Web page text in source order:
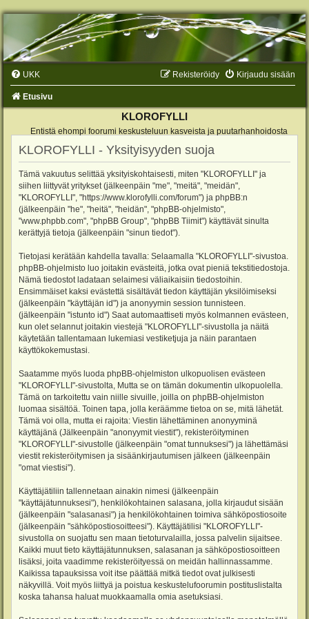
UKK Kirjaudu sisään
Rekisteröidy
Etusivu
KLOROFYLLI
Entistä ehompi foorumi keskusteluun kasveista ja puutarhanhoidosta
KLOROFYLLI - Yksityisyyden suoja
Tämä vakuutus selittää yksityiskohtaisesti, miten "KLOROFYLLI" ja
siihen liittyvät yritykset (jälkeenpäin "me", "meitä", "meidän",
"KLOROFYLLI", "https://www.klorofylli.com/forum") ja phpBB:n
(jälkeenpäin "he", "heitä", "heidän", "phpBB-ohjelmisto",
"www.phpbb.com", "phpBB Group", "phpBB Tiimit") käyttävät sinulta
kerättyjä tietoja (jälkeenpäin "sinun tiedot").
Tietojasi kerätään kahdella tavalla: Selaamalla "KLOROFYLLI"-sivustoa.
phpBB-ohjelmisto luo joitakin evästeitä, jotka ovat pieniä tekstitiedostoja.
Nämä tiedostot ladataan selaimesi väliaikaisiin tiedostoihin.
Ensimmäiset kaksi evästettä sisältävät tiedon käyttäjän yksilöimiseksi
(jälkeenpäin "käyttäjän id") ja anonyymin session tunnisteen.
(jälkeenpäin "istunto id") Saat automaattiseti myös kolmannen evästeen,
kun olet selannut joitakin viestejä "KLOROFYLLI"-sivustolla ja näitä
käytetään tallentamaan lukemiasi vestiketjuja ja näin parantaen
käyttökokemustasi.
Saatamme myös luoda phpBB-ohjelmiston ulkopuolisen evästeen
"KLOROFYLLI"-sivustolta, Mutta se on tämän dokumentin ulkopuolella.
Tämä on tarkoitettu vain niille sivuille, joilla on phpBB-ohjelmiston
luomaa sisältöä. Toinen tapa, jolla keräämme tietoa on se, mitä lähetät.
Tämä voi olla, mutta ei rajoita: Viestin lähettäminen anonyyminä
käyttäjänä (Jälkeenpäin "anonyymit viestit"), rekisteröityminen
"KLOROFYLLI"-sivustolle (jälkeenpäin "omat tunnuksesi") ja lähettämäsi
viestit rekisteröitymisen ja sisäänkirjautumisen jälkeen (jälkeenpäin
"omat viestisi").
Käyttäjätiliin tallennetaan ainakin nimesi (jälkeenpäin
"käyttäjätunnuksesi"), henkilökohtainen salasana, jolla kirjaudut sisään
(jälkeenpäin "salasanasi") ja henkilökohtainen toimiva sähköpostiosoite
(jälkeenpäin "sähköpostiosoitteesi"). Käyttäjätilisi "KLOROFYLLI"-
sivustolla on suojattu sen maan tietoturvalailla, jossa palvelin sijaitsee.
Kaikki muut tieto käyttäjätunnuksen, salasanan ja sähköpostiosoitteen
lisäksi, joita vaadimme rekisteröityessä on meidän hallinnassamme.
Kaikissa tapauksissa voit itse päättää mitkä tiedot ovat julkisesti
näkyvillä. Voit myös liittyä ja poistua keskustelufoorumin postituslistalta
koska tahansa haluat muokkaamalla omia asetuksiasi.